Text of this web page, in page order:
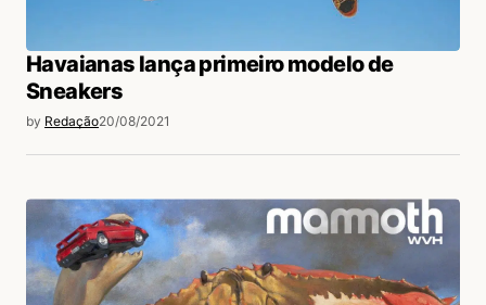
Havaianas lança primeiro modelo de
Sneakers
by Redação20/08/2021